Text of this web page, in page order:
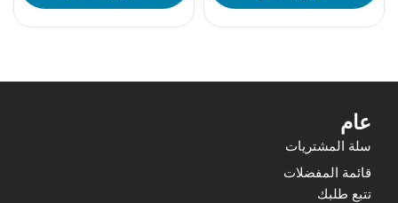
عام
سلة المشتريات
قائمة المفضلات
تتبع طلبك